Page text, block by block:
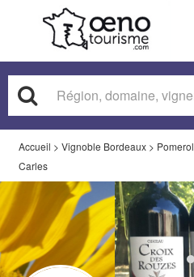
Accueil > Vignoble Bordeaux > Pomerol
Carles